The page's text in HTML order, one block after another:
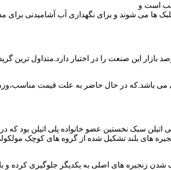
است و
ها می شوند و برای نگهداری آب آشامیدنی
پرمصرف ترین ماده پلیمری که در صنعت قالب گیری دورانی از آن استفاده می شود و مقدار 85 درصد
می باشد.که در حال حاضر به علت قیمت
سبک را با دانه بندی 500 میکرون به بازار عرضه نمود.پلی اتیلن سبک نخستین عضو
های بلند تشکیل شده از گروه های کوچک
زنجیره های اصلی به یکدیگر جلوگیری کرده و